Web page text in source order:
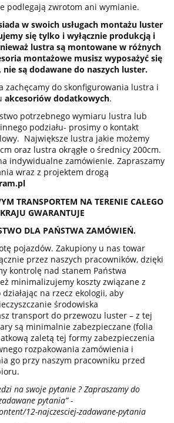
podlegają zwrotom ani wymianie.
w swoich usługach montażu luster
się tylko i wyłącznie produkcją i
lustra są montowane w różnych
montażowe musisz wyposażyć się
nie są dodawane do naszych luster.
zachęcamy do skonfigurowania lustra i
akcesoriów dodatkowych.
potrzebnego wymiaru lustra lub
podziału- prosimy o kontakt
Największe lustra jakie możemy
oraz lustra okrągłe o średnicy 200cm.
indywidualne zamówienie. Zapraszamy
wraz z projektem drogą
TRANSPORTEM NA TERENIE CAŁEGO
KRAJU GWARANTUJE
DLA PAŃSTWA ZAMÓWIEŃ.
pojazdów. Zakupiony u nas towar
przez naszych pracowników, dzięki
kontrolę nad stanem Państwa
minimalizujemy koszty związane z
na rzecz ekologii, aby
środowiska
transport do przewozu luster – z tej
są minimalnie zabezpieczane (folia
zaletą tej formy zabezpieczenia
rozpakowania zamówienia i
go przy naszym pracowniku przed
na swoje pytanie ? Zapraszamy do
pytania” -
12-najczesciej-zadawane-pytania